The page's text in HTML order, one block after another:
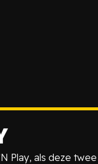
Play, als deze